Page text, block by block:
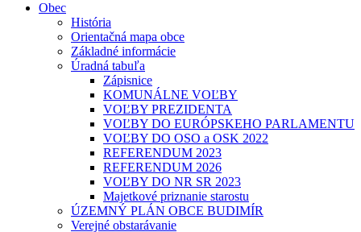
Obec
História
Orientačná mapa obce
Základné informácie
Úradná tabuľa
Zápisnice
KOMUNÁLNE VOĽBY
VOĽBY PREZIDENTA
VOĽBY DO EURÓPSKEHO PARLAMENTU
VOĽBY DO OSO a OSK 2022
REFERENDUM 2023
REFERENDUM 2026
VOĽBY DO NR SR 2023
Majetkové priznanie starostu
ÚZEMNÝ PLÁN OBCE BUDIMÍR
Verejné obstarávanie